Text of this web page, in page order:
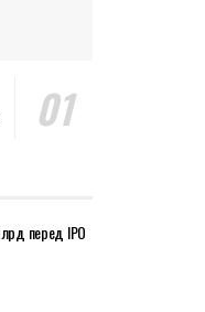
перед IPO